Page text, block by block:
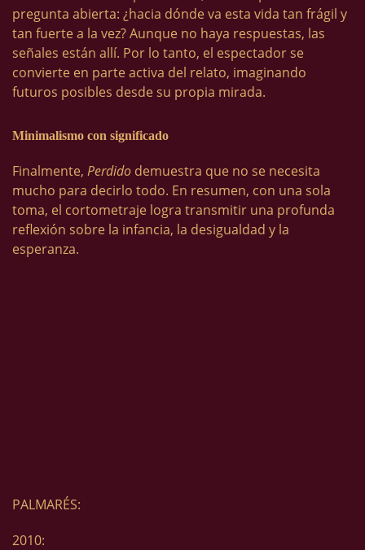
pregunta abierta: ¿hacia dónde va esta vida tan frágil y
tan fuerte a la vez? Aunque no haya respuestas, las
señales están allí. Por lo tanto, el espectador se
convierte en parte activa del relato, imaginando
futuros posibles desde su propia mirada.
Minimalismo con significado
Finalmente, Perdido demuestra que no se necesita
mucho para decirlo todo. En resumen, con una sola
toma, el cortometraje logra transmitir una profunda
reflexión sobre la infancia, la desigualdad y la
esperanza.
PALMARÉS:
2010: